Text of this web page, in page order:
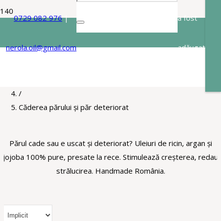
0729 082 976 |
nerola.oil@gmail.com
a fost
adăugat
părului și păr deteriorat
Acasa
/
Căderea părului și păr deteriorat
Părul cade sau e uscat și deteriorat? Uleiuri de ricin, argan și
jojoba 100% pure, presate la rece. Stimulează creșterea, redau
strălucirea. Handmade România.